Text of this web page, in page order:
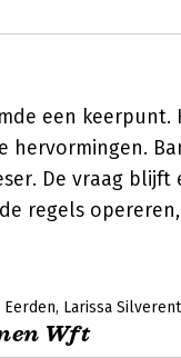
een
De vraag
regels
Eerden Larissa
Wft